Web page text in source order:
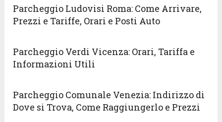
Parcheggio Ludovisi Roma: Come Arrivare,
Prezzi e Tariffe, Orari e Posti Auto
Parcheggio Verdi Vicenza: Orari, Tariffa e
Informazioni Utili
Parcheggio Comunale Venezia: Indirizzo di
Dove si Trova, Come Raggiungerlo e Prezzi